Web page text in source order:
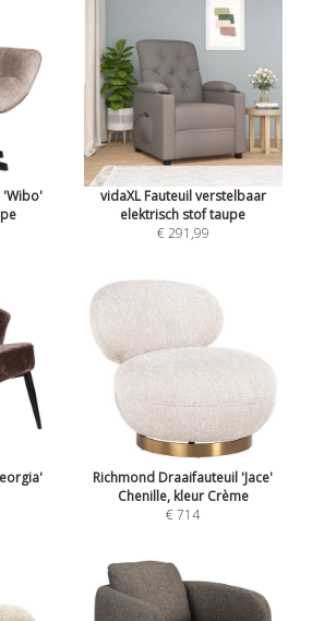
'Wibo'
vidaXL Fauteuil verstelbaar
elektrisch stof taupe
€ 291,99
Richmond Draaifauteuil 'Jace'
Chenille, kleur Crème
€ 714